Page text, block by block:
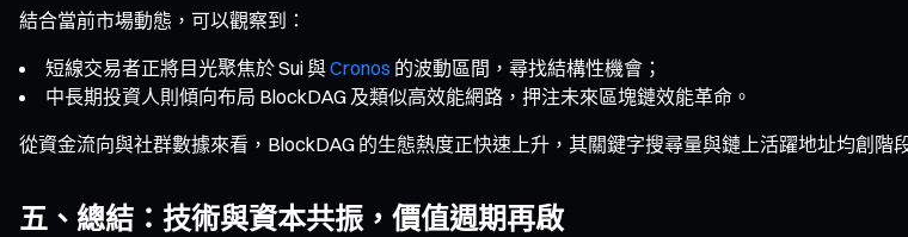
結合當前市場動態，可以觀察到：
短線交易者正將目光聚焦於 Sui 與Cronos 的波動區間，尋找結構性機會；
中長期投資人則傾向布局 BlockDAG 及類似高效能網路，押注未來區塊鏈效能革命。
從資金流向與社群數據來看，BlockDAG 的生態熱度正快速上升，其關鍵字搜尋量與鏈上活躍地址均創階
五、總結：技術與資本共振，價值週期再啟